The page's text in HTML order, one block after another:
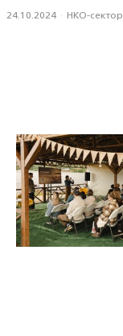
24.10.2024 · НКО-сектор